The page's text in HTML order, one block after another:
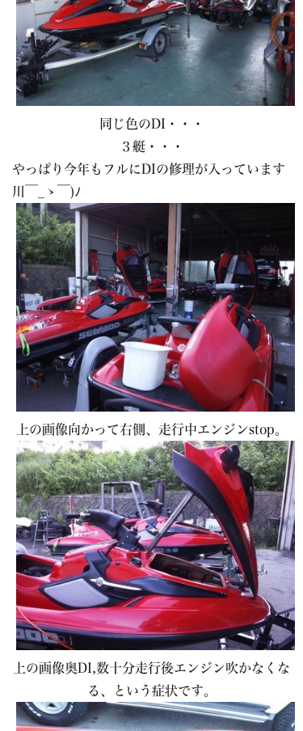
同じ色のDI・・・
３艇・・・
やっぱり今年もフルにDIの修理が入っています
川￣_ゝ￣)ﾉ
上の画像向かって右側、走行中エンジンstop。
上の画像奥DI,数十分走行後エンジン吹かなくな
る、という症状です。